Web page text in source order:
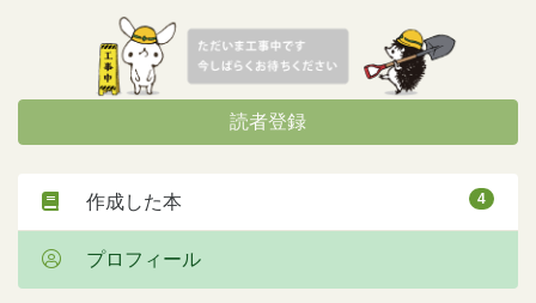
読者登録
作成した本 4
プロフィール